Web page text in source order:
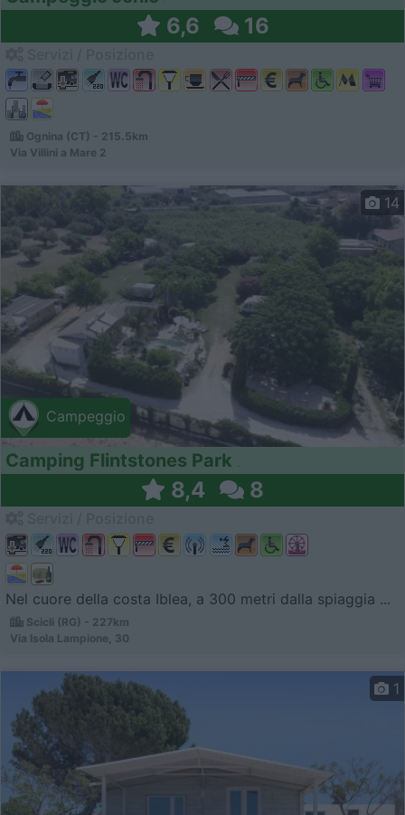
6,6 16
Ognina (CT) - 215.5km
Via Villini a Mare 2
Campeggio
14
Camping Flintstones Park
8,4 8
Nel cuore della costa Iblea, a 300 metri dalla spiaggia ...
Scicli (RG) - 227km
Via Isola Lampione, 30
1